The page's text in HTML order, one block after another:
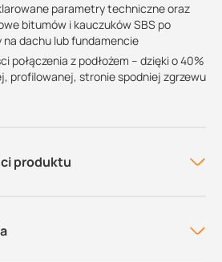
parametry techniczne oraz
bitumów i kauczuków SBS po
dachu lub fundamencie
połączenia z podłożem – dzięki o 40%
profilowanej, stronie spodniej zgrzewu
produktu